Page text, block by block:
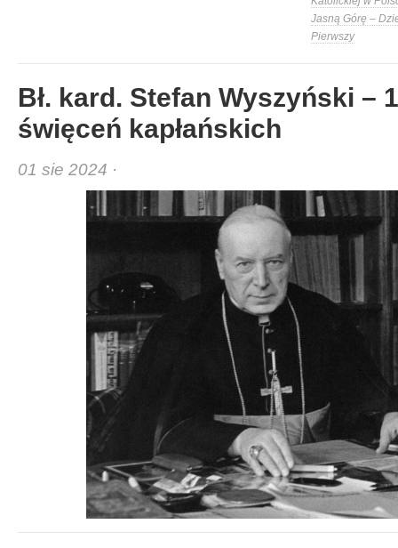
Jasną Górę –
Pierwszy
Bł. kard. Stefan Wyszyński –
święceń kapłańskich
01 sie 2024 ·